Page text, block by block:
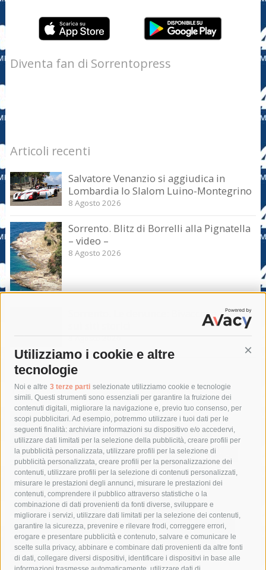
Utilizziamo i cookie e altre
tecnologie
Noi e altre 3 terze parti selezionate utilizziamo cookie e tecnologie
simili. Questi strumenti sono essenziali per garantire la fruizione dei
contenuti digitali, migliorare la navigazione e, previo tuo consenso, per
scopi pubblicitari. Ad esempio, potremmo utilizzare i tuoi dati per le
seguenti finalità: archiviare informazioni su dispositivo e/o accedervi,
utilizzare dati limitati per la selezione della pubblicità, creare profili per
la pubblicità personalizzata, utilizzare profili per la selezione di
pubblicità personalizzata, creare profili per la personalizzazione dei
contenuti, utilizzare profili per la selezione di contenuti personalizzati,
misurare le prestazioni degli annunci, misurare le prestazioni dei
contenuti, comprendere il pubblico attraverso statistiche o la
combinazione di dati provenienti da fonti diverse, sviluppare e
migliorare i servizi, utilizzare dati limitati per la selezione dei contenuti,
garantire la sicurezza, prevenire e rilevare frodi, correggere errori,
erogare e presentare pubblicità e contenuto, salvare e comunicare le
scelte sulla privacy, abbinare e combinare dati provenienti da altre fonti
di dati, collegare diversi dispositivi, identificare i dispositivi in base alle
Diventa fan di Sorrentopress
Articoli recenti
Salvatore Venanzio si aggiudica in
Lombardia lo Slalom Luino-Montegrino
8 Agosto 2026
Sorrento. Blitz di Borrelli alla Pignatella
– video –
8 Agosto 2026
Sorrento. Le denunce: Bivacchi e rifiuti
8 Agosto 2026
Tag
acqua allerta meteo
anas
area marina protetta di punta campanella
arresto
Asl Napoli 3 sud
capitaneria di porto capri
carabinieri
castellammare di stabia
circumvesuviana
comune di sorrento
concerto
contagi
costiera amalfitana
covid-19 eav
elezioni
fondazione sorrento
gori guardia costiera
incidente
lavori
lorenzo balducelli mare
massa lubrense
massimo coppola
Meta napoli ordinanza